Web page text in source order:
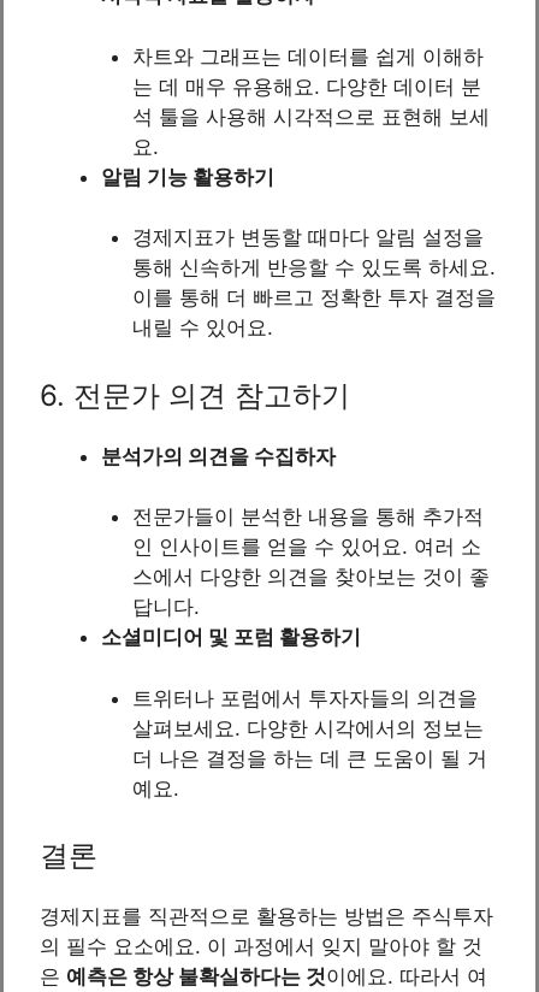
차트와 그래프는 데이터를 쉽게 이해하
는 데 매우 유용해요. 다양한 데이터 분
석 툴을 사용해 시각적으로 표현해 보세
요.
알림 기능 활용하기
경제지표가 변동할 때마다 알림 설정을
통해 신속하게 반응할 수 있도록 하세요.
이를 통해 더 빠르고 정확한 투자 결정을
내릴 수 있어요.
6. 전문가 의견 참고하기
분석가의 의견을 수집하자
전문가들이 분석한 내용을 통해 추가적
인 인사이트를 얻을 수 있어요. 여러 소
스에서 다양한 의견을 찾아보는 것이 좋
답니다.
소셜미디어 및 포럼 활용하기
트위터나 포럼에서 투자자들의 의견을
살펴보세요. 다양한 시각에서의 정보는
더 나은 결정을 하는 데 큰 도움이 될 거
예요.
결론
경제지표를 직관적으로 활용하는 방법은 주식투자
의 필수 요소에요. 이 과정에서 잊지 말아야 할 것
은 예측은 항상 불확실하다는 것이에요. 따라서 여